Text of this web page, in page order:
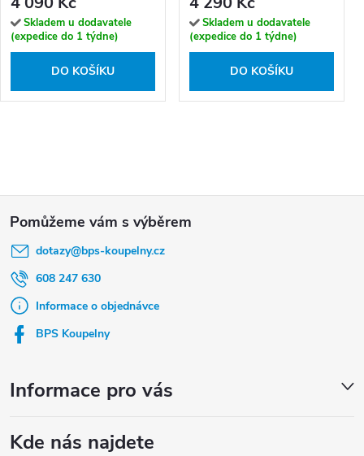
krytky, nerez, lesk -
301406301N
Skladem u dodavatele
(expedice do 1 týdne)
DO KOŠÍKU
krytky, nerez, mat -
301102282N
Skladem u dodavatele
(expedice do 1 týdne)
DO KOŠÍKU
dotazy@bps-koupelny.cz
608 247 630
Informace o objednávce
BPS Koupelny
Informace pro vás
Kde nás najdete